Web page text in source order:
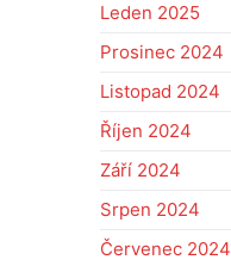
Leden 2025
Prosinec 2024
Listopad 2024
Říjen 2024
Září 2024
Srpen 2024
Červenec 2024